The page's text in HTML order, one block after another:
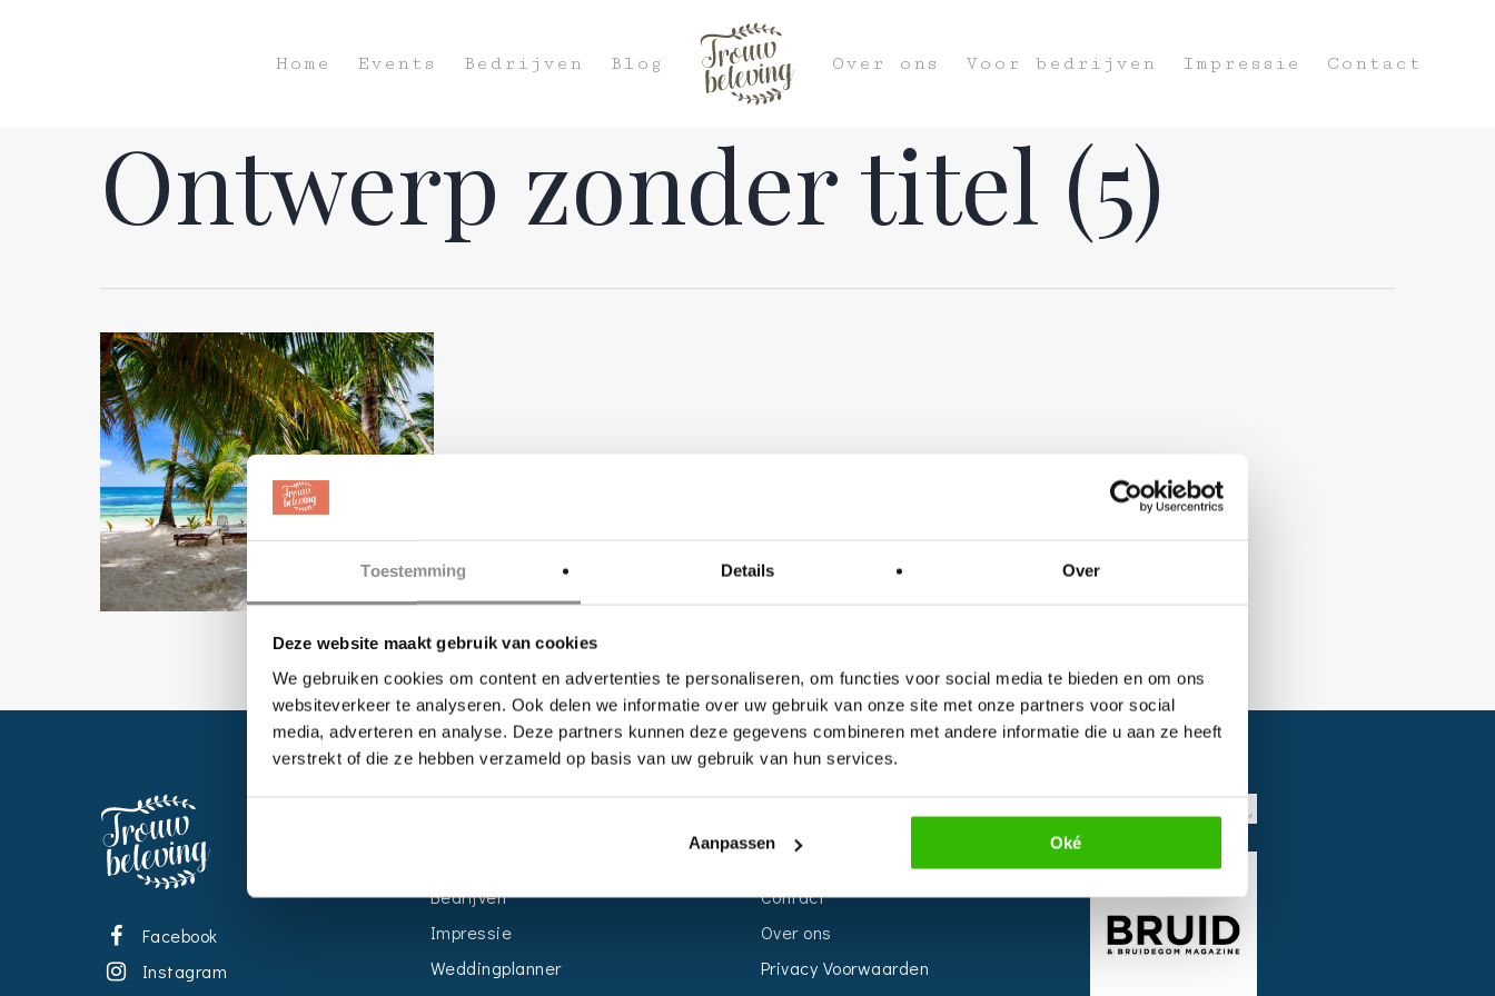
Toestemming Details Over
Deze website maakt gebruik van cookies
We gebruiken cookies om content en advertenties te personaliseren, om functies voor social media te bieden en om ons
websiteverkeer te analyseren. Ook delen we informatie over uw gebruik van onze site met onze partners voor social
media, adverteren en analyse. Deze partners kunnen deze gegevens combineren met andere informatie die u aan ze heeft
verstrekt of die ze hebben verzameld op basis van uw gebruik van hun services.
Aanpassen Oké
Home Events Bedrijven Blog Over ons Voor bedrijven Impressie Contact
Ontwerp zonder titel (5)
Facebook
Instagram
Bedrijven
Impressie
Weddingplanner
Voor Bedrijven
Contact
Over ons
Privacy Voorwaarden